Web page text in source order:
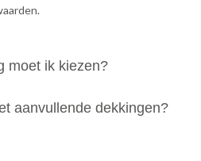
moet ik kiezen?
aanvullende dekkingen?